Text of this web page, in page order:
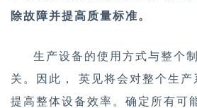
学院
除故障并提高质量标准。
生产设备的使用方式与整个
关。因此， 英见将会对整个生产
提高整体设备效率。确定所有可